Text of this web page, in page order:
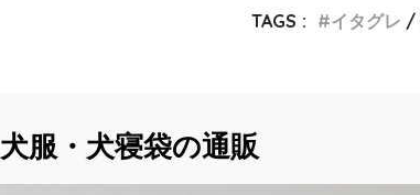
TAGS : イタグレ
犬服・犬寝袋の通販